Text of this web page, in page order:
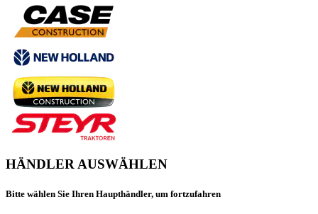
HÄNDLER AUSWÄHLEN
Bitte wählen Sie Ihren Haupthändler, um fortzufahren